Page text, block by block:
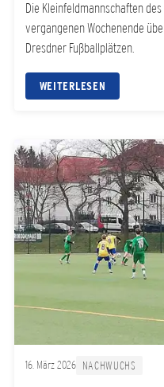
Die Kleinfeldmannschaften
vergangenen Wochenende
Dresdner Fußballplätzen.
WEITERLESEN
16. März 2026 NACHWUCHS